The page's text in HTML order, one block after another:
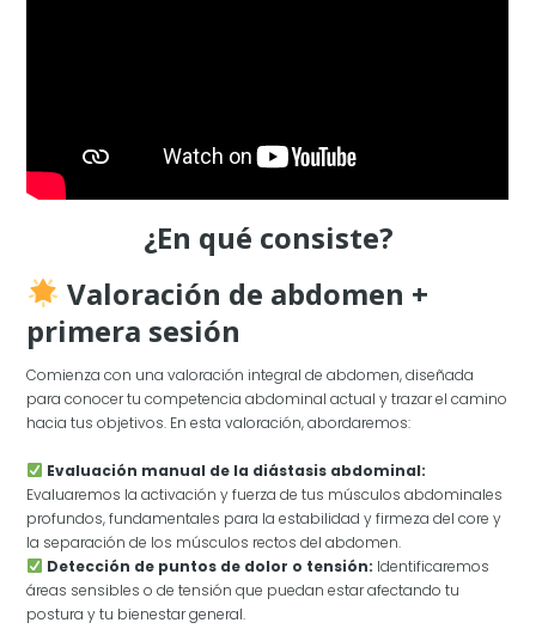
¿En qué consiste?
Valoración de abdomen +
primera sesión
Comienza con una valoración integral de abdomen, diseñada
para conocer tu competencia abdominal actual y trazar el camino
hacia tus objetivos. En esta valoración, abordaremos:
Evaluación manual de la diástasis abdominal:
Evaluaremos la activación y fuerza de tus músculos abdominales
profundos, fundamentales para la estabilidad y firmeza del core y
la separación de los músculos rectos del abdomen.
Detección de puntos de dolor o tensión: Identificaremos
áreas sensibles o de tensión que puedan estar afectando tu
postura y tu bienestar general.